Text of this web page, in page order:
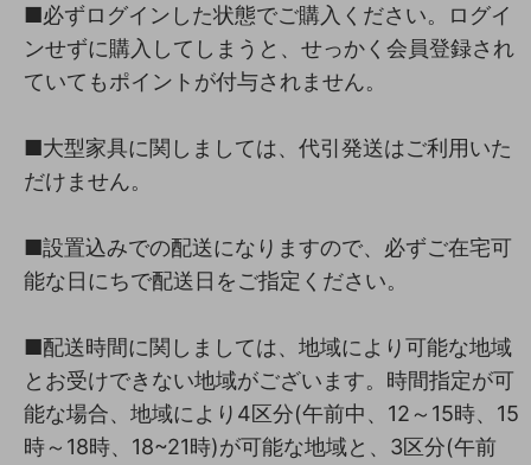
■必ずログインした状態でご購入ください。ログイ
ンせずに購入してしまうと、せっかく会員登録され
ていてもポイントが付与されません。
■大型家具に関しましては、代引発送はご利用いた
だけません。
■設置込みでの配送になりますので、必ずご在宅可
能な日にちで配送日をご指定ください。
■配送時間に関しましては、地域により可能な地域
とお受けできない地域がございます。時間指定が可
能な場合、地域により4区分(午前中、12～15時、15
時～18時、18~21時)が可能な地域と、3区分(午前